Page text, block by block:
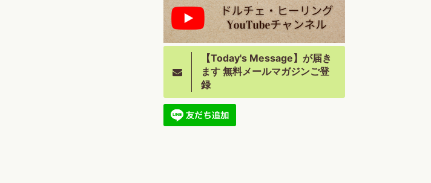
【Today's Message】が届き
ます 無料メールマガジンご登
録